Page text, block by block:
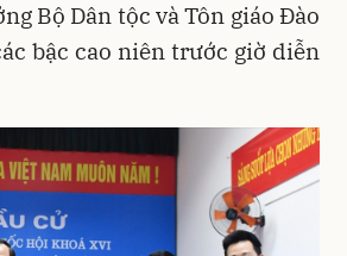
Bộ Dân tộc và Tôn giáo Đào
bậc cao niên trước giờ diễn